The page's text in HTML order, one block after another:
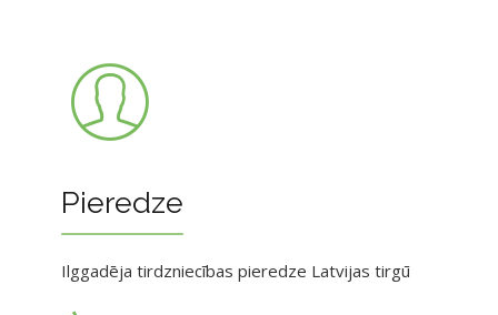
Pieredze
Ilggadēja tirdzniecības pieredze Latvijas tirgū